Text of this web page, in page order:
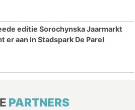
editie Sorochynska Jaarmarkt
er aan in Stadspark De Parel
PARTNERS